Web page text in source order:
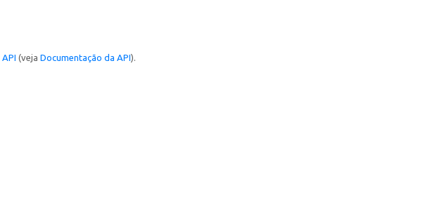
API (veja Documentação da API).